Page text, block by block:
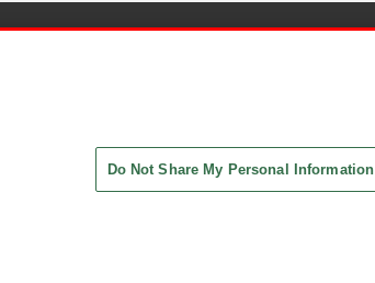
Do Not Share My Personal Information